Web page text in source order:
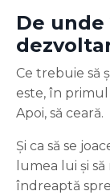
De
Ce trebuie să
este, în primul
Apoi, să ceară.
Și ca să se
lumea lui și
îndreaptă